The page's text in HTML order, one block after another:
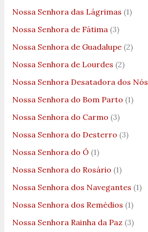
Nossa Senhora das Lágrimas (1)
Nossa Senhora de Fátima(3)
Nossa Senhora de Guadalupe(2)
Nossa Senhora de Lourdes (2)
Nossa Senhora Desatadora dos Nós
Nossa Senhora do Bom Parto (1)
Nossa Senhora do Carmo (3)
Nossa Senhora do Desterro (3)
Nossa Senhora do Ó (1)
Nossa Senhora do Rosário (1)
Nossa Senhora dos Navegantes (1)
Nossa Senhora dos Remédios (1)
Nossa Senhora Rainha da Paz (3)